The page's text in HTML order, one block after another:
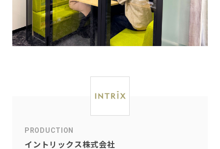
PRODUCTION
イントリックス株式会社